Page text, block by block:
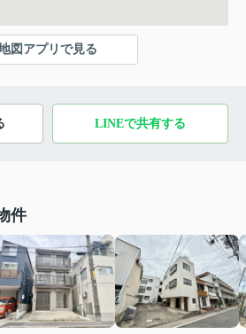
図アプリで見る
LINEで共有する
件